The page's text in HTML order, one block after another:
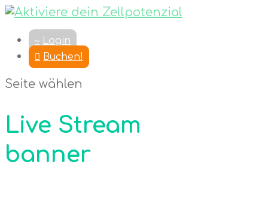
Login
Buchen!
Seite wählen
Live Stream
banner